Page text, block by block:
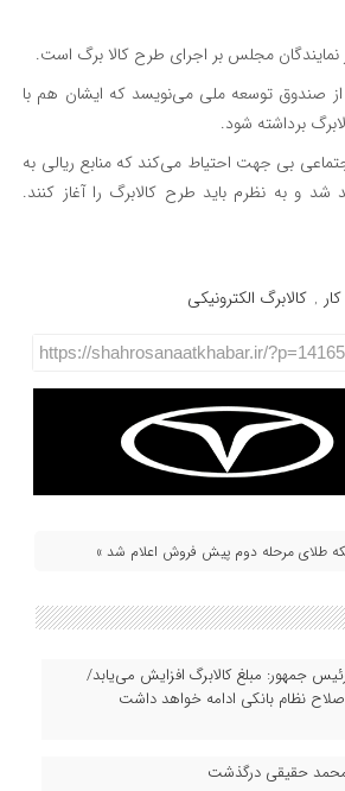
مجلس بر اجرای طرح کالا برگ است.
از صندوق توسعه ملی می‌نویسد که ایشان هم با
برداشته شود.
بی جهت احتیاط می‌کند که منابع ریالی به
و به نظرم باید طرح کالابرگ را آغاز کنند.
, کالابرگ الکترونیکی
https://shahrosanaatkhabar.ir/?p=14165
طلای مرحله دوم پیش فروش اعلام شد »
جمهور: مبلغ کالابرگ افزایش می‌یابد/
نظام بانکی ادامه خواهد داشت
حقیقی درگذشت